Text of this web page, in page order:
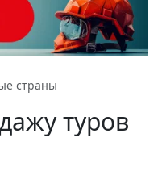
страны
туров